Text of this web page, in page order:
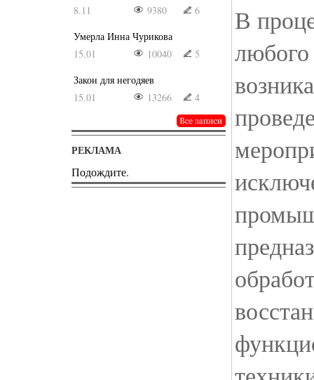
8.11
9380
6
Умерла Инна Чурикова
15.01
10040
5
Закон для негодяев
15.01
13266 4
РЕКЛАМА
Подождите.
В
любого